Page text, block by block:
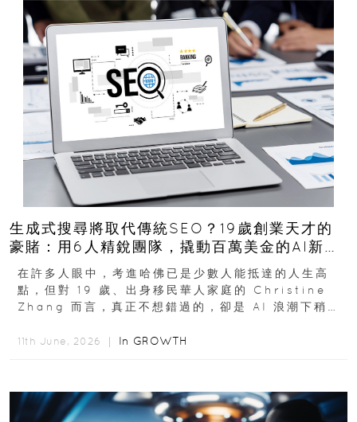
生成式搜尋將取代傳統SEO？19歲創業天才的
豪賭：用6人精銳團隊，撬動百萬美金的AI新商
機
在許多人眼中，考進哈佛已是少數人能抵達的人生高
點，但對 19 歲、出身移民華人家庭的 Christine
Zhang 而言，真正不想錯過的，卻是 AI 浪潮下稍縱
11th June, 2026 ｜ In GROWTH